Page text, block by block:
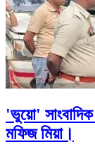
'ভুয়ো'
মফিজ মিয়া।